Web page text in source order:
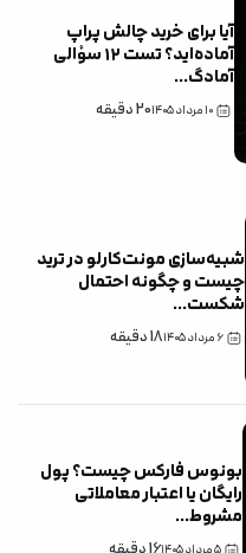
آیا برای خرید چالش پراپ
آماده‌اید؟ تست ۱۲ سؤالی
آمادگ...
۱۰ مرداد ۱۴۰۵ 20دقیقه
شبیه‌سازی مونت‌کارلو در ترید
چیست و چگونه احتمال
شکست...
۶ مرداد ۱۴۰۵ 18دقیقه
بونوس فارکس چیست؟ پول
رایگان یا اعتبار معاملاتی
مشروط...